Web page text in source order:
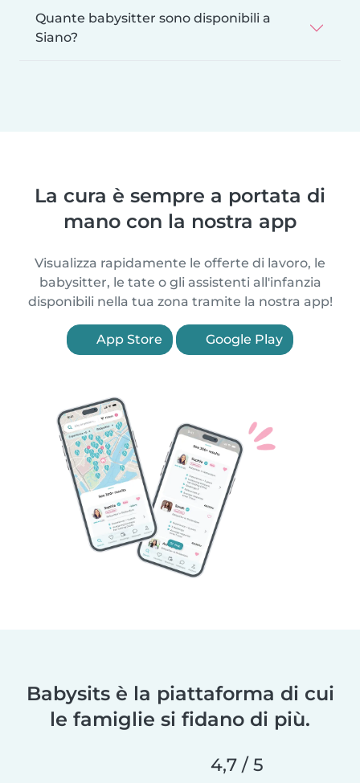
Quante babysitter sono disponibili a
Siano?
La cura è sempre a portata di
mano con la nostra app
Visualizza rapidamente le offerte di lavoro, le
babysitter, le tate o gli assistenti all'infanzia
disponibili nella tua zona tramite la nostra app!
App Store Google Play
Babysits è la piattaforma di cui
le famiglie si fidano di più.
4,7 / 5